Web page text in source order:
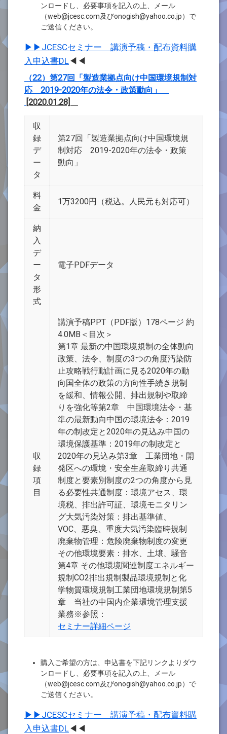
ンロードし、必要事項を記入の上、メール
（web@jcesc.com及びonogish@yahoo.co.jp）で
ご送信ください。
▶▶JCESCセミナー 講演予稿・配布資料購
入申込書DL◀◀
（22）第27回「製造業拠点向け中国環境規制対
応 2019-2020年の法令・政策動向」
[2020.01.28]
収
録
デ
ー
タ
第27回「製造業拠点向け中国環境規
制対応 2019-2020年の法令・政策
動向」
料
金
1万3200円（税込。人民元も対応可）
納
入
デ
ー
タ
形
式
電子PDFデータ
収
録
項
目
講演予稿PPT（PDF版）178ページ 約
4.0MB＜目次＞
第1章 最新の中国環境規制の全体動向
政策、法令、制度の3つの角度汚染防
止攻略戦行動計画に見る2020年の動
向国全体の政策の方向性手続き規制
を緩和、情報公開、排出規制や取締
りを強化等第2章 中国環境法令・基
準の最新動向中国の環境法令：2019
年の制改定と2020年の見込み中国の
環境保護基準：2019年の制改定と
2020年の見込み第3章 工業団地・開
発区への環境・安全生産取締り共通
制度と要素別制度の2つの角度から見
る必要性共通制度：環境アセス、環
境税、排出許可証、環境モニタリン
グ大気汚染対策：排出基準値、
VOC、悪臭、重度大気汚染臨時規制
廃棄物管理：危険廃棄物制度の変更
その他環境要素：排水、土壌、騒音
第4章 その他環境関連制度エネルギー
規制CO2排出規制製品環境規制と化
学物質環境規制工業団地環境規制第5
章 当社の中国内企業環境管理支援
業務※参照：
セミナー詳細ページ
購入ご希望の方は、申込書を下記リンクよりダウ
ンロードし、必要事項を記入の上、メール
（web@jcesc.com及びonogish@yahoo.co.jp）で
ご送信ください。
▶▶JCESCセミナー 講演予稿・配布資料購
入申込書DL◀◀